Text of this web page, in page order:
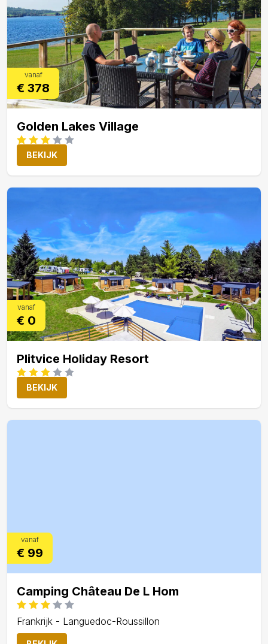
vanaf
€ 378
Golden Lakes Village
BEKIJK
vanaf
€ 0
Plitvice Holiday Resort
BEKIJK
vanaf
€ 99
Camping Château De L Hom
Frankrijk - Languedoc-Roussillon